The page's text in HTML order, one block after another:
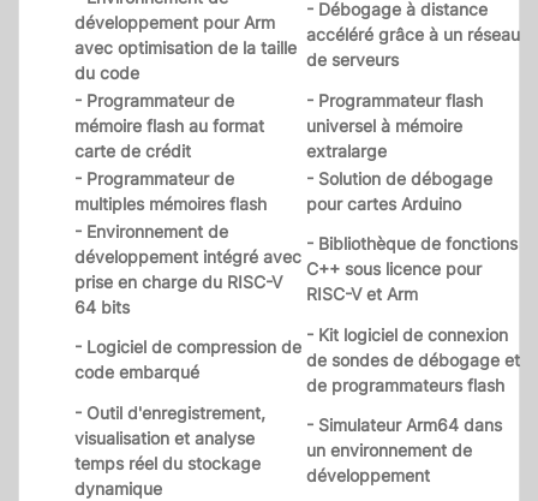
développement pour Arm
avec optimisation de la taille
du code
- Débogage à distance
accéléré grâce à un réseau
de serveurs
- Programmateur de
mémoire flash au format
carte de crédit
- Programmateur flash
universel à mémoire
extralarge
- Programmateur de
multiples mémoires flash
- Solution de débogage
pour cartes Arduino
- Environnement de
développement intégré avec
prise en charge du RISC-V
64 bits
- Bibliothèque de fonctions
C++ sous licence pour
RISC-V et Arm
- Logiciel de compression de
code embarqué
- Kit logiciel de connexion
de sondes de débogage et
de programmateurs flash
- Outil d'enregistrement,
visualisation et analyse
temps réel du stockage
dynamique
- Simulateur Arm64 dans
un environnement de
développement